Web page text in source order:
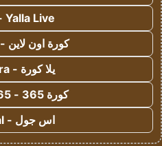
Yalla Live - يلا لايف
كورة اون لاين - koora onl
يلا كورة - yallakora
كورة 365 - kooora 365
اس جول - AS Goal